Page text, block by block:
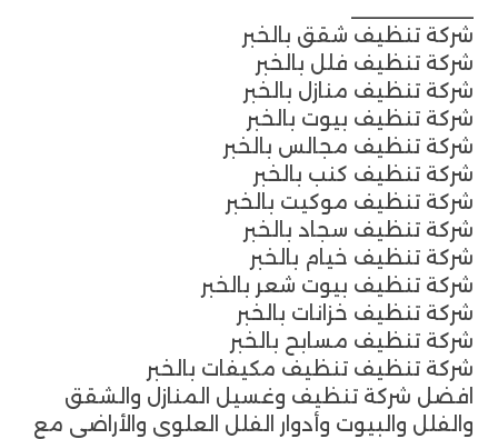
شركة تنظيف شقق بالخبر
شركة تنظيف فلل بالخبر
شركة تنظيف منازل بالخبر
شركة تنظيف بيوت بالخبر
شركة تنظيف مجالس بالخبر
شركة تنظيف كنب بالخبر
شركة تنظيف موكيت بالخبر
شركة تنظيف سجاد بالخبر
شركة تنظيف خيام بالخبر
شركة تنظيف بيوت شعر بالخبر
شركة تنظيف خزانات بالخبر
شركة تنظيف مسابح بالخبر
شركة تنظيف تنظيف مكيفات بالخبر
افضل شركة تنظيف وغسيل المنازل والشقق
والفلل والبيوت وأدوار الفلل العلوي والأراضي مع